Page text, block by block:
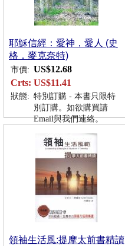
耶穌信經：愛神，愛人 (史
格．麥克奈特)
市價: US$12.68
Crts: US$11.41
狀態: 特別訂購 - 本書只限特
別訂購。如欲購買請
Email與我們連絡。
領袖生活風:提摩太前書精讀